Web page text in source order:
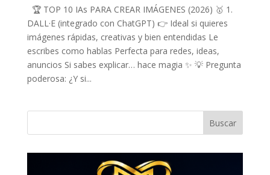
🏆 TOP 10 IAs PARA CREAR IMÁGENES (2026) 🥇 1.
DALL·E (integrado con ChatGPT) 👉 Ideal si quieres
imágenes rápidas, creativas y bien entendidas Le
escribes como hablas Perfecta para redes, ideas,
anuncios Si sabes explicar… hace magia ✨ 💡 Pregunta
poderosa: ¿Y si...
Buscar